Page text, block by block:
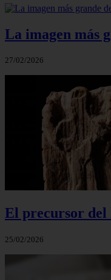
La imagen más
27/02/2026
El precursor del
25/02/2026